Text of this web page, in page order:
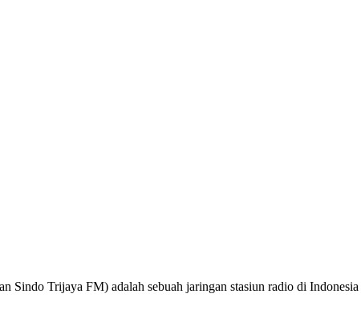
Trijaya FM) adalah sebuah jaringan stasiun radio di